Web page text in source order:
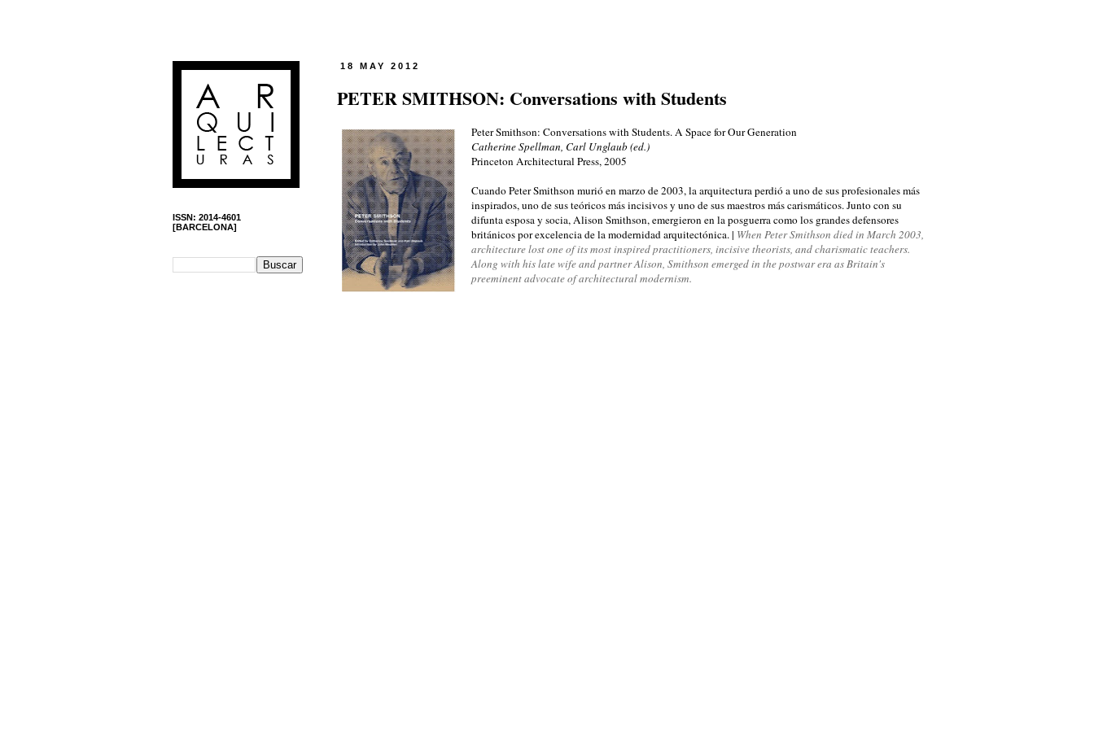
18 MAY 2012
PETER SMITHSON: Conversations with Students
Peter Smithson: Conversations with Students. A Space for Our Generation
Catherine Spellman, Carl Unglaub (ed.)
Princeton Architectural Press, 2005
CuandoPeter Smithsonmurió enmarzo de 2003,la arquitecturaperdió a uno desus profesionalesmás
inspirados, uno de sus teóricos másincisivosy uno de sus maestros máscarismáticos.Junto consu
difunta esposay socia,AlisonSmithson,emergieronen la posguerracomo los grandes defensores
británicospor excelenciade la modernidadarquitectónica.| When Peter Smithson died in March 2003,
architecture lost one of its most inspired practitioners, incisive theorists, and charismatic teachers.
Along with his late wife and partner Alison, Smithson emerged in the postwar era as Britain's
preeminent advocate of architectural modernism.
ISSN: 2014-4601
[BARCELONA]